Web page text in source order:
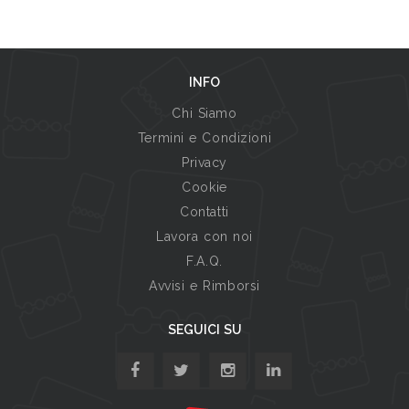
INFO
Chi Siamo
Termini e Condizioni
Privacy
Cookie
Contatti
Lavora con noi
F.A.Q.
Avvisi e Rimborsi
SEGUICI SU